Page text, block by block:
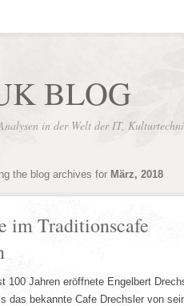
BLOG
in der Welt der IT,
the blog archives for März, 2018
im Traditionscafe
100 Jahren eröffnete Engelbert
das bekannte Cafe Drechsler von